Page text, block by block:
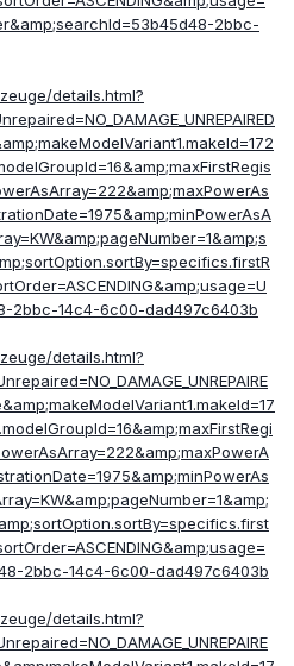
2bbc-
details.html?
2bbc-14c4-6c00-dad497c6403b
details.html?
2bbc-14c4-6c00-dad497c6403b
details.html?